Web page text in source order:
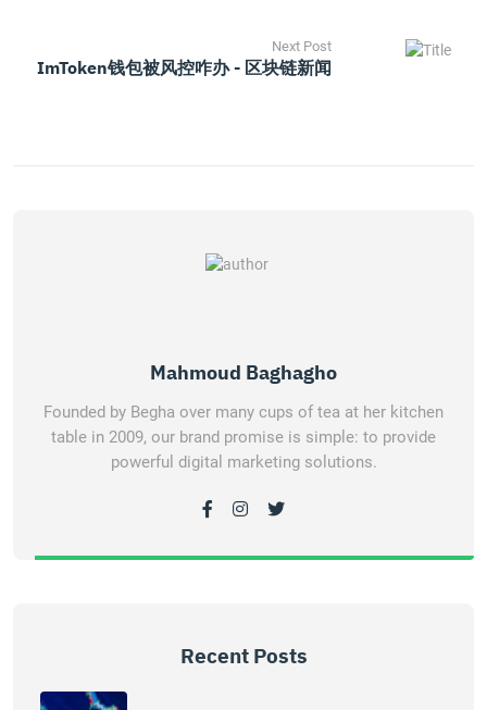
Next Post
ImToken钱包被风控咋办 - 区块链新闻
Mahmoud Baghagho
Founded by Begha over many cups of tea at her kitchen
table in 2009, our brand promise is simple: to provide
powerful digital marketing solutions.
Recent Posts